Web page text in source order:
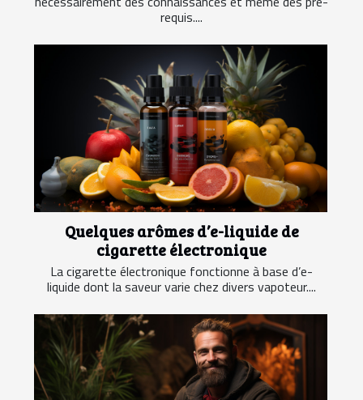
requis....
Quelques arômes d’e-liquide de
cigarette électronique
La cigarette électronique fonctionne à base d’e-
liquide dont la saveur varie chez divers vapoteur....